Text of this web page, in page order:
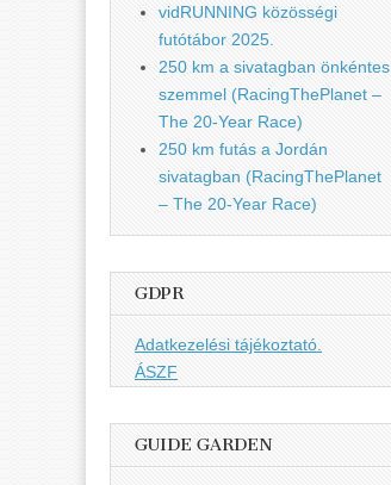
vidRUNNING közösségi
futótábor 2025.
250 km a sivatagban önkéntes
szemmel (RacingThePlanet –
The 20-Year Race)
250 km futás a Jordán
sivatagban (RacingThePlanet
– The 20-Year Race)
GDPR
Adatkezelési tájékoztató.
ÁSZF
GUIDE GARDEN